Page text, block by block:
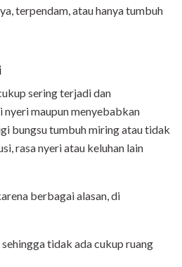
terpendam, atau hanya tumbuh
sering terjadi dan
maupun menyebabkan
bungsu tumbuh miring atau tidak
rasa nyeri atau keluhan lain
berbagai alasan, di
tidak ada cukup ruang